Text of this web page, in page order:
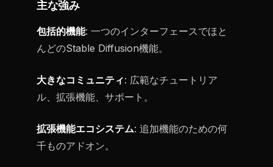
主な強み
包括的機能: 一つのインターフェースでほと
んどのStable Diffusion機能。
大きなコミュニティ: 広範なチュートリア
ル、拡張機能、サポート。
拡張機能エコシステム: 追加機能のための何
千ものアドオン。